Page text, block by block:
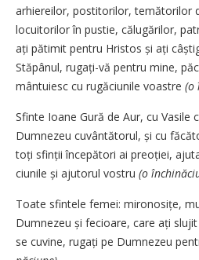
arhi­e­rei­lor, postitorilor, temătorilor
locuitorilor în pustie, călugărilor,
ați pătimit pen­tru Hristos și ați
Stăpânul, rugați-vă pentru mine,
mântuiesc cu rugăciunile voastre (o
Sfinte Ioane Gură de Aur, cu Va­sile
Dum­nezeu cu­vântătorul, și cu
toți sfinții în­cepători ai pre­oției,
ciunile și ajutorul vostru (o
Toate sfintele femei: mironosițe,
Dumnezeu și fecioa­re, care ați
se cuvine, ru­gați pe Dum­­nezeu